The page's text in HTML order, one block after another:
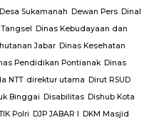
Desa Sukamanah Dewan Pers Dinal
Dinas Kebudayaan dan
Jabar Dinas Kesehatan
Pendidikan Pontianak Dinas
NTT direktur utama Dirut RSUD
Binggai Disabilitas Dishub Kota
Polri DJP JABAR I DKM Masjid